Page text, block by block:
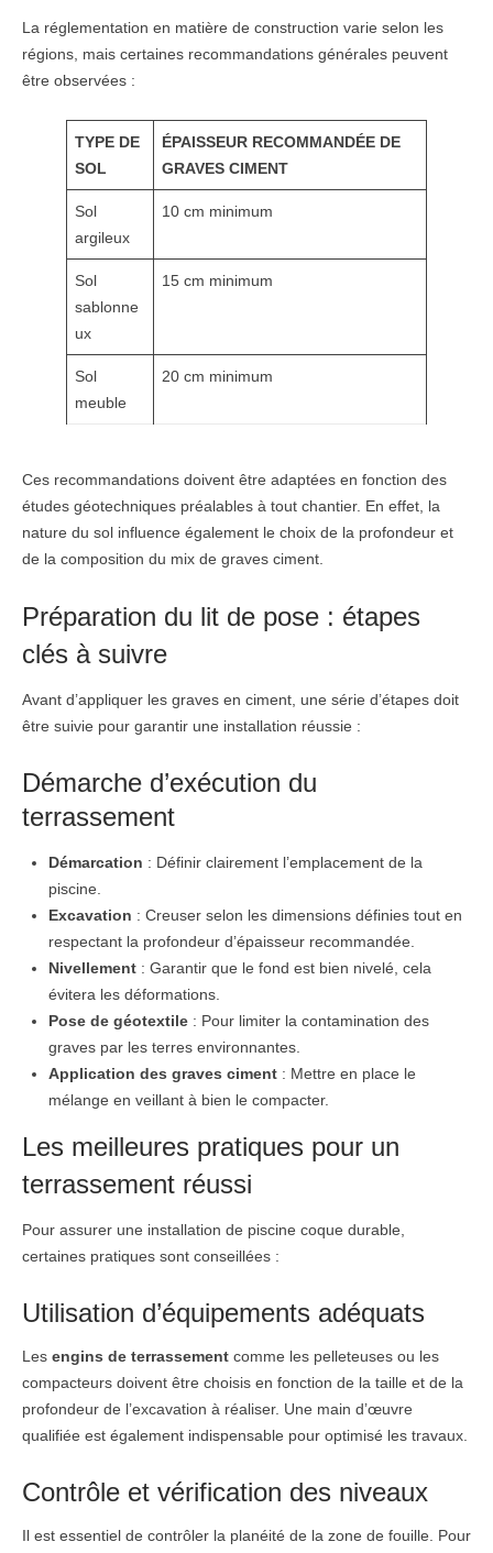
La réglementation en matière de construction varie selon les
régions, mais certaines recommandations générales peuvent
être observées :
TYPE DE
SOL
ÉPAISSEUR RECOMMANDÉE DE
GRAVES CIMENT
Sol
argileux
10 cm minimum
Sol
sablonne
ux
15 cm minimum
Sol
meuble
20 cm minimum
Ces recommandations doivent être adaptées en fonction des
études géotechniques préalables à tout chantier. En effet, la
nature du sol influence également le choix de la profondeur et
de la composition du mix de graves ciment.
Préparation du lit de pose : étapes
clés à suivre
Avant d’appliquer les graves en ciment, une série d’étapes doit
être suivie pour garantir une installation réussie :
Démarche d’exécution du
terrassement
Démarcation : Définir clairement l’emplacement de la
piscine.
Excavation : Creuser selon les dimensions définies tout en
respectant la profondeur d’épaisseur recommandée.
Nivellement : Garantir que le fond est bien nivelé, cela
évitera les déformations.
Pose de géotextile : Pour limiter la contamination des
graves par les terres environnantes.
Application des graves ciment : Mettre en place le
mélange en veillant à bien le compacter.
Les meilleures pratiques pour un
terrassement réussi
Pour assurer une installation de piscine coque durable,
certaines pratiques sont conseillées :
Utilisation d’équipements adéquats
Les engins de terrassement comme les pelleteuses ou les
compacteurs doivent être choisis en fonction de la taille et de la
profondeur de l’excavation à réaliser. Une main d’œuvre
qualifiée est également indispensable pour optimisé les travaux.
Contrôle et vérification des niveaux
Il est essentiel de contrôler la planéité de la zone de fouille. Pour